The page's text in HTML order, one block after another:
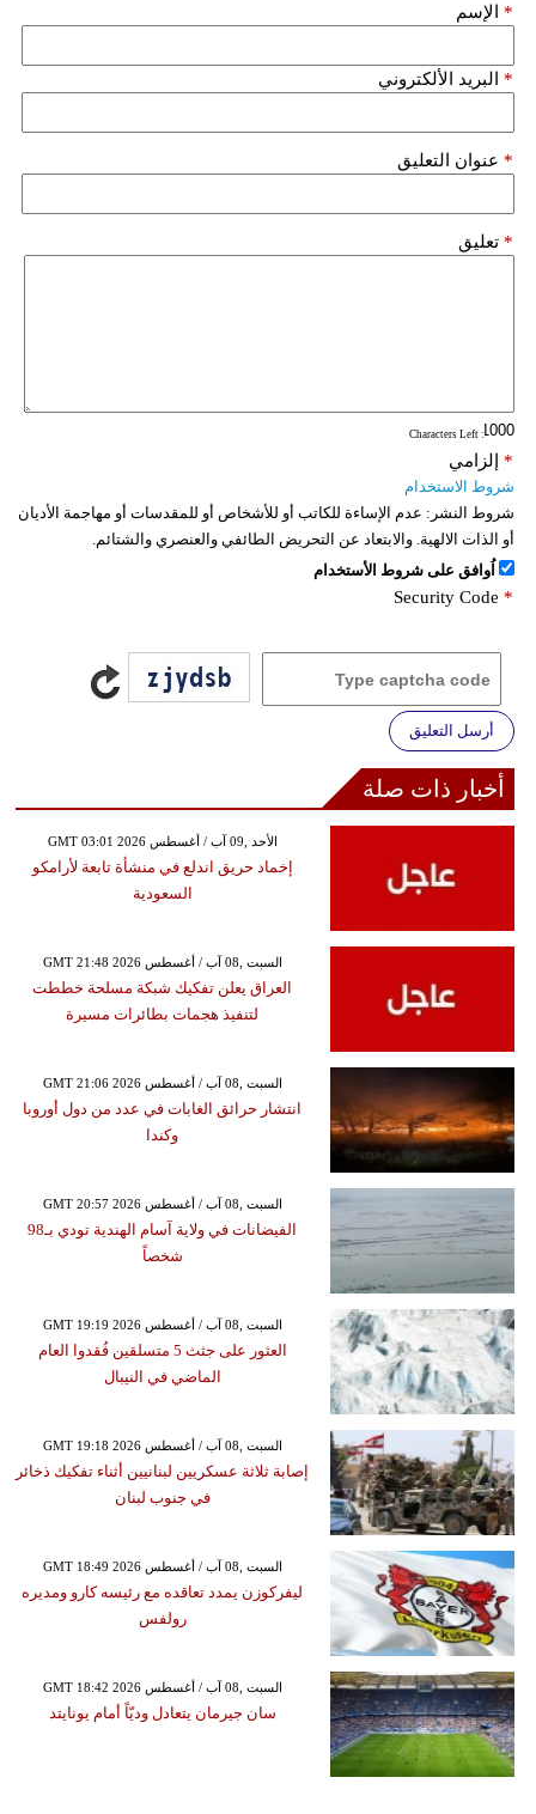
الإسم *
البريد الألكتروني *
عنوان التعليق *
تعليق *
: Characters Left
إلزامي *
شروط الاستخدام
شروط النشر: عدم الإساءة للكاتب أو للأشخاص أو للمقدسات أو مهاجمة الأديان
أو الذات الالهية. والابتعاد عن التحريض الطائفي والعنصري والشتائم.
اُوافق على شروط الأستخدام
Security Code *
أرسل التعليق
أخبار ذات صلة
GMT 03:01 2026 الأحد ,09 آب / أغسطس
إخماد حريق اندلع في منشأة تابعة لأرامكو
السعودية
GMT 21:48 2026 السبت ,08 آب / أغسطس
العراق يعلن تفكيك شبكة مسلحة خططت
لتنفيذ هجمات بطائرات مسيرة
GMT 21:06 2026 السبت ,08 آب / أغسطس
انتشار حرائق الغابات في عدد من دول أوروبا
وكندا
GMT 20:57 2026 السبت ,08 آب / أغسطس
الفيضانات في ولاية آسام الهندية تودي بـ98
شخصاً
GMT 19:19 2026 السبت ,08 آب / أغسطس
العثور على جثث 5 متسلقين فُقدوا العام
الماضي في النيبال
GMT 19:18 2026 السبت ,08 آب / أغسطس
إصابة ثلاثة عسكريين لبنانيين أثناء تفكيك ذخائر
في جنوب لبنان
GMT 18:49 2026 السبت ,08 آب / أغسطس
ليفركوزن يمدد تعاقده مع رئيسه كارو ومديره
رولفس
GMT 18:42 2026 السبت ,08 آب / أغسطس
سان جيرمان يتعادل وديّاً أمام يونايتد